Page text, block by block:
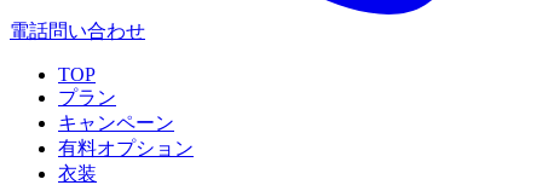
電話問い合わせ
TOP
プラン
キャンペーン
有料オプション
衣装